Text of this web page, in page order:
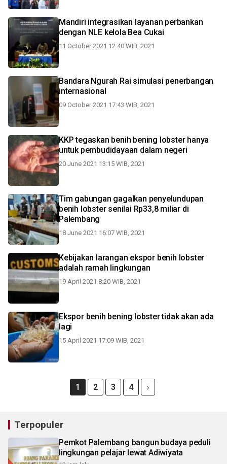
Mandiri integrasikan layanan perbankan
dengan NLE kelola Bea Cukai
11 October 2021 12:40 WIB, 2021
Bandara Ngurah Rai simulasi penerbangan
internasional
09 October 2021 17:43 WIB, 2021
KKP tegaskan benih bening lobster hanya
untuk pembudidayaan dalam negeri
20 June 2021 13:15 WIB, 2021
Tim gabungan gagalkan penyelundupan
benih lobster senilai Rp33,8 miliar di
Palembang
18 June 2021 16:07 WIB, 2021
Kebijakan larangan ekspor benih lobster
adalah ramah lingkungan
19 April 2021 8:20 WIB, 2021
Ekspor benih bening lobster tidak akan ada
lagi
15 April 2021 17:09 WIB, 2021
1 2 3 4
Terpopuler
Pemkot Palembang bangun budaya peduli
lingkungan pelajar lewat Adiwiyata